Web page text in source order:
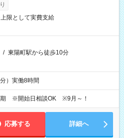
限として実費支給
/ 東陽町駅から徒歩10分
）実働8時間
期 ※開始日相談OK ※9月～！
応募する 詳細へ